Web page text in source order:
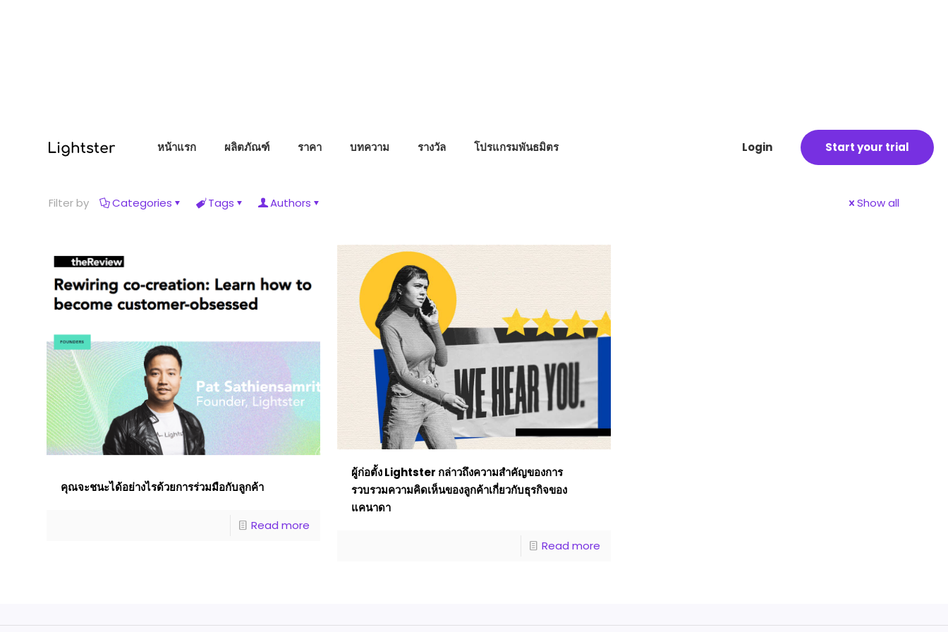
หน้าแรก ผลิตภัณฑ์ ราคา บทความ รางวัล โปรแกรมพันธมิตร Login Start your trial
Filter by Categories Tags Authors Show all
คุณจะชนะได้อย่างไรด้วยการร่วมมือกับลูกค้า
Read more
ผู้ก่อตั้ง Lightster กล่าวถึงความสําคัญของการ
รวบรวมความคิดเห็นของลูกค้าเกี่ยวกับธุรกิจของ
แคนาดา
Read more